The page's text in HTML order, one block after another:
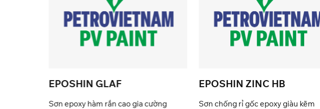
EPOSHIN GLAF
Sơn epoxy hàm rắn cao gia cường
EPOSHIN ZINC HB
Sơn chống rỉ gốc epoxy giàu kẽm